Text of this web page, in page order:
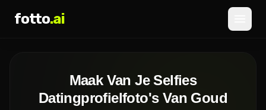
fotto.ai
INLOGGEN AANMELDEN
Maak Van Je Selfies
Datingprofielfoto's Van Goud